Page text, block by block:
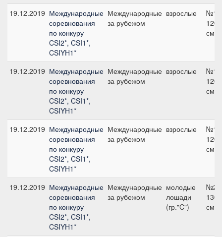
19.12.2019 Международные
соревнования
по конкуру
CSI2*, CSI1*,
CSIYH1*
Международные
за рубежом
взрослые
120
см
19.12.2019 Международные
соревнования
по конкуру
CSI2*, CSI1*,
CSIYH1*
Международные
за рубежом
взрослые
120
см
19.12.2019 Международные
соревнования
по конкуру
CSI2*, CSI1*,
CSIYH1*
Международные
за рубежом
взрослые
120
см
19.12.2019 Международные
соревнования
по конкуру
CSI2*, CSI1*,
CSIYH1*
Международные
за рубежом
молодые
лошади
(гр."C")
130
см